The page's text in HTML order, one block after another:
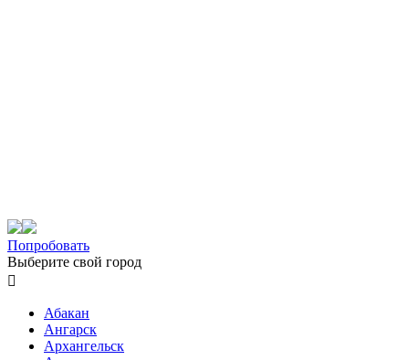
Попробовать
Выберите свой город

Абакан
Ангарск
Архангельск